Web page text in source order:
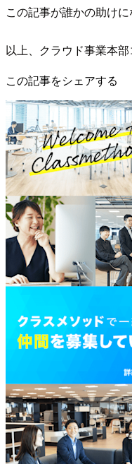
この記事が誰かの助けに
以上、クラウド事業本
この記事をシェアする